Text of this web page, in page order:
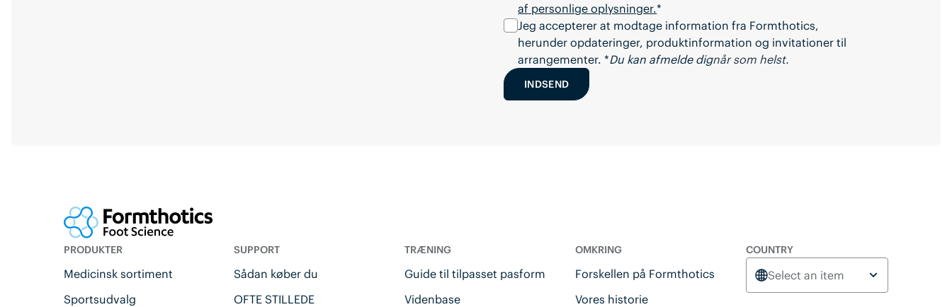
af personlige oplysninger.*
Jeg accepterer at modtage information fra Formthotics,
herunder opdateringer, produktinformation og invitationer til
arrangementer. *Du kan afmelde dignår som helst.
INDSEND
PRODUKTER
Medicinsk sortiment
Sportsudvalg
SUPPORT
Sådan køber du
OFTE STILLEDE
TRÆNING
Guide til tilpasset pasform
Videnbase
OMKRING
Forskellen på Formthotics
Vores historie
COUNTRY
Select an item